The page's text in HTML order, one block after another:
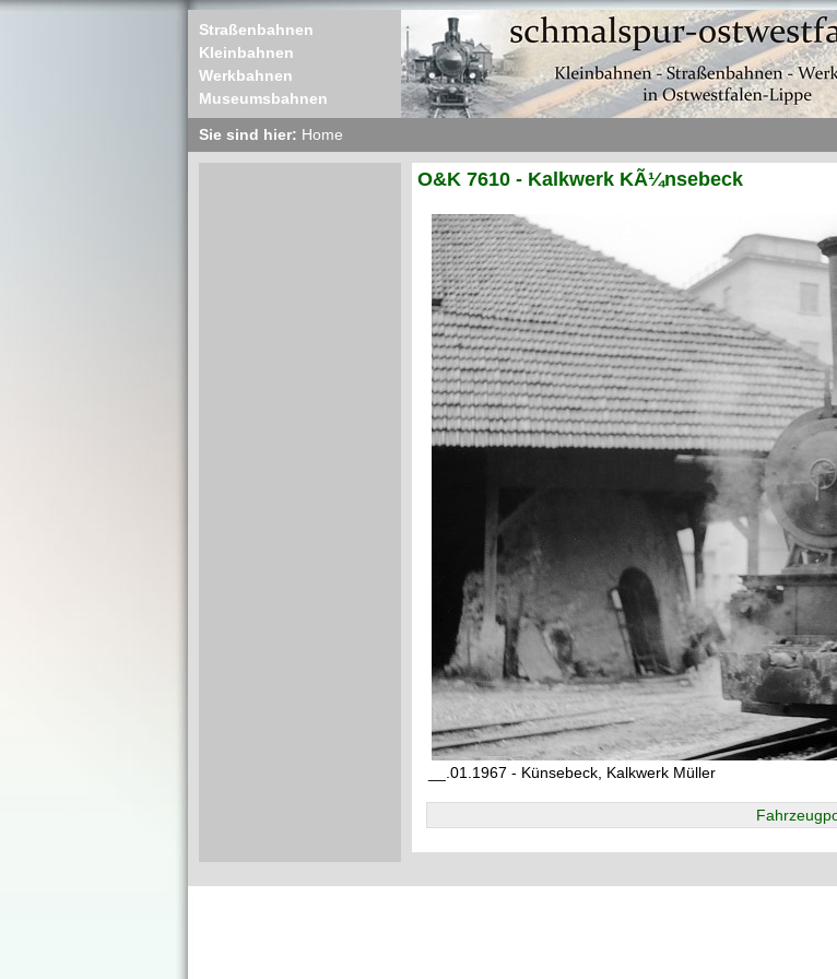
Straßenbahnen
Kleinbahnen
Werkbahnen
Museumsbahnen
Sie sind hier: Home
O&K 7610 - Kalkwerk KÃ¼nsebeck
__.01.1967 - Künsebeck, Kalkwerk Müller